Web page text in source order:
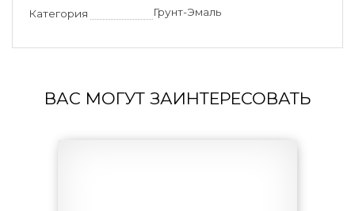
Категория
Грунт-Эмаль
ВАС МОГУТ ЗАИНТЕРЕСОВАТЬ